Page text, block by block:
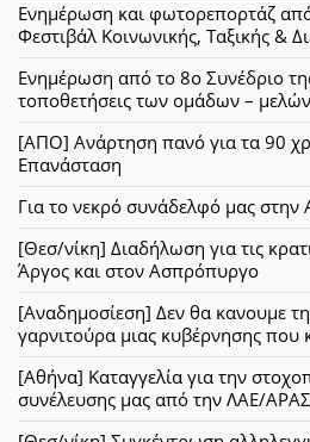
Ενημέρωση και φωτορεπορτάζ
Φεστιβάλ Κοινωνικής, Ταξικής &
Ενημέρωση από το 8ο Συνέδριο
τοποθετήσεις των ομάδων –
[ΑΠΟ] Ανάρτηση πανό για τα 90
Επανάσταση
Για το νεκρό συνάδελφό μας στην
[Θεσ/νίκη] Διαδήλωση για τις
Άργος και στον Ασπρόπυργο
[Αναδημοσίεση] Δεν θα κανουμε
γαρνιτούρα μιας κυβέρνησης που
[Αθήνα] Καταγγελία για την
συνέλευσης μας από την ΛΑΕ/